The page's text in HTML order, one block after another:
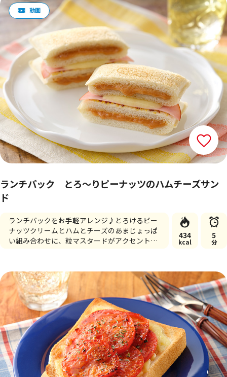
ランチパック とろ～りピーナッツのハムチーズサン
ド
ランチパックをお手軽アレンジ♪とろけるピー
ナッツクリームとハムとチーズのあまじょっぱ
い組み合わせに、粒マスタードがアクセントの
434
kcal
5
分